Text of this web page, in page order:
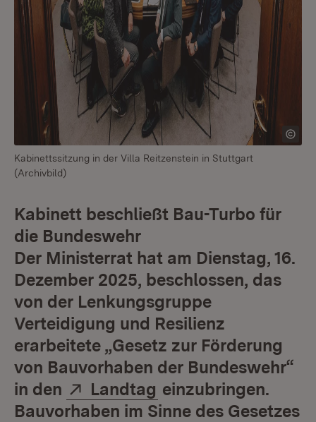
Kabinettssitzung in der Villa Reitzenstein in Stuttgart
(Archivbild)
Kabinett beschließt Bau-Turbo für
die Bundeswehr
Der Ministerrat hat am Dienstag, 16.
Dezember 2025, beschlossen, das
von der Lenkungsgruppe
Verteidigung und Resilienz
erarbeitete „Gesetz zur Förderung
von Bauvorhaben der Bundeswehr“
in den
Extern:
Landtag (Öffnet in neuem
einzubringen.
Bauvorhaben im Sinne des Gesetzes